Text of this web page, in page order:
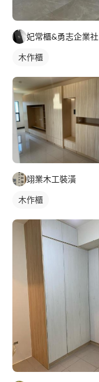
妃常櫃&勇志企業社
木作櫃
翊業木工裝潢
木作櫃